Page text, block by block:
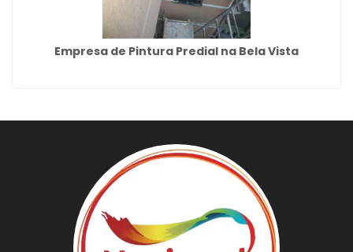
Empresa de Pintura Predial na Bela Vista